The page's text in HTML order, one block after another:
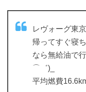
レヴォーグ東
帰ってすぐ寝
なら無給油で
⌒゛)_
平均燃費